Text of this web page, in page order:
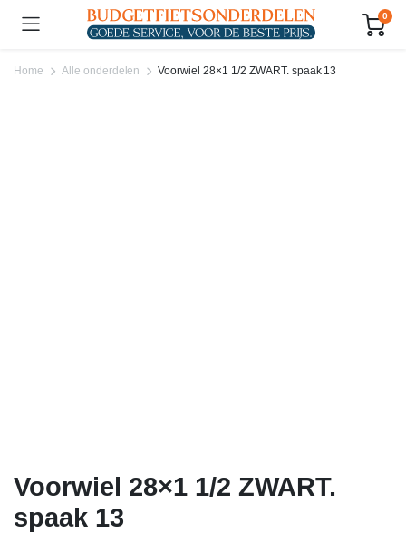
0
Home Alle onderdelen Voorwiel 28×1 1/2 ZWART. spaak 13
Voorwiel 28×1 1/2 ZWART.
spaak 13